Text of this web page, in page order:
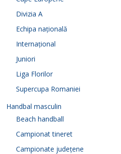
Divizia A
Echipa națională
Internațional
Juniori
Liga Florilor
Supercupa Romaniei
Handbal masculin
Beach handball
Campionat tineret
Campionate județene